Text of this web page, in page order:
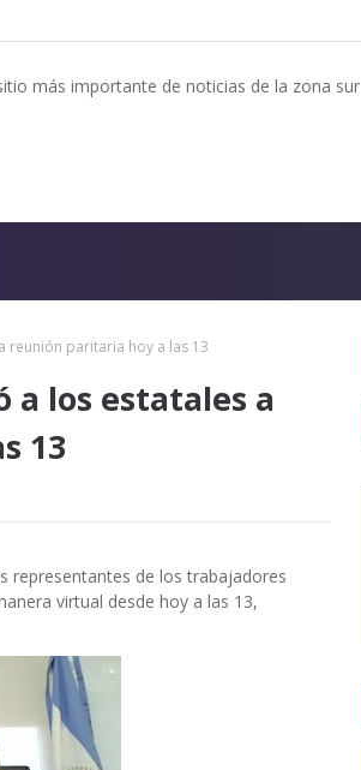
más importante de noticias de la zona sur
reunión paritaria hoy a las 13
a los estatales a
13
representantes de los trabajadores
virtual desde hoy a las 13,